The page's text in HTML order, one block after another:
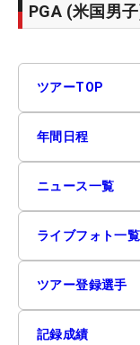
PGA (米国男
ツアーTOP
年間日程
ニュース一覧
ライブフォト一覧
ツアー登録選手
記録成績